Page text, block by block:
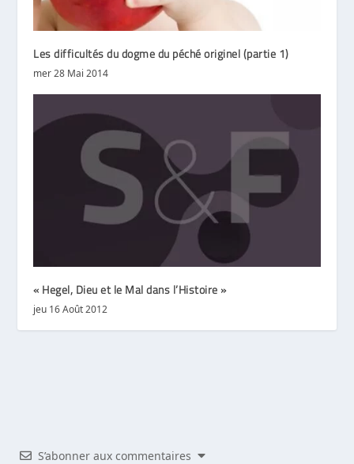
Les difficultés du dogme du péché originel (partie 1)
mer 28 Mai 2014
« Hegel, Dieu et le Mal dans l’Histoire »
jeu 16 Août 2012
S’abonner aux commentaires